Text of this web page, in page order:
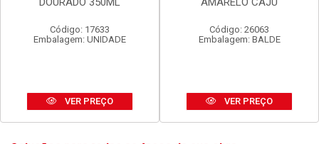
Código: 17633
Embalagem: UNIDADE
VER PREÇO
Código: 26063
Embalagem: BALDE
VER PREÇO